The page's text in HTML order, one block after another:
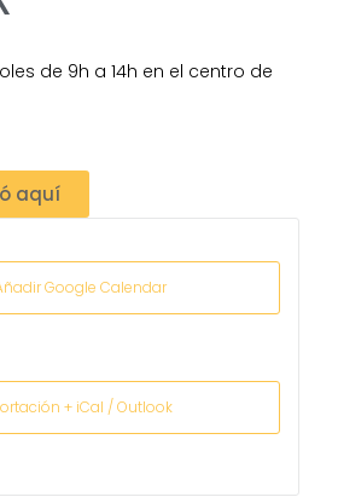
de 9h a 14h en el centro de
aquí
Google Calendar
+ iCal / Outlook